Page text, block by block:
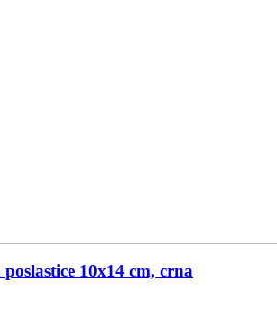
10x14 cm, crna